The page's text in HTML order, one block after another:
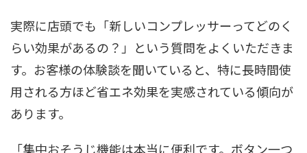
実際に店頭でも「新しいコンプレッサーってどのく
らい効果があるの？」という質問をよくいただきま
す。お客様の体験談を聞いていると、特に長時間使
用される方ほど省エネ効果を実感されている傾向が
あります。
「集中おそうじ機能は本当に便利です。ボタン一つ